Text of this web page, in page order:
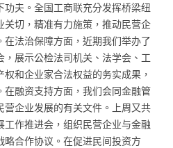
夫。全国工商联充分发挥桥梁纽
切，精准有力施策，推动民营企
法治保障方面，近期我们举办了
展示公检法司机关、法学会、工
和企业家合法权益的务实成果，
融资支持方面，我们会同金融管
企业发展的有关文件。上周又共
作推进会，组织民营企业与金融
合作协议。在促进民间投资方